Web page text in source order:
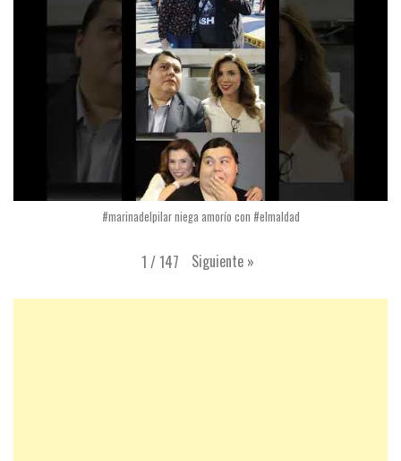
#marinadelpilar niega amorío con #elmaldad
1 /147 Siguiente »